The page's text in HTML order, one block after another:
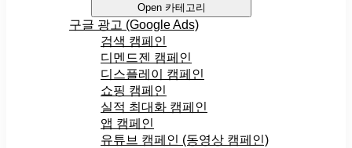
Open 카테고리
구글 광고 (Google Ads)
검색 캠페인
디멘드젠 캠페인
디스플레이 캠페인
쇼핑 캠페인
실적 최대화 캠페인
앱 캠페인
유튜브 캠페인 (동영상 캠페인)